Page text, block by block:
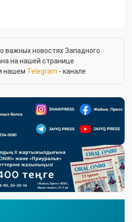
важных новостях Западного
на нашей странице
нашем Telegram - канале